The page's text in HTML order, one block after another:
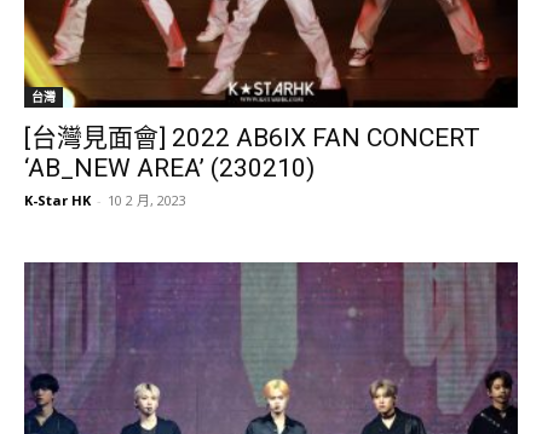
台灣
[台灣見面會] 2022 AB6IX FAN CONCERT
‘AB_NEW AREA’ (230210)
K-Star HK - 10 2 月, 2023